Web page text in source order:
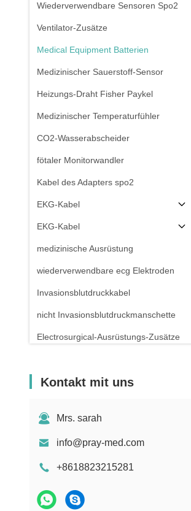
Wiederverwendbare Sensoren Spo2
Ventilator-Zusätze
Medical Equipment Batterien
Medizinischer Sauerstoff-Sensor
Heizungs-Draht Fisher Paykel
Medizinischer Temperaturfühler
CO2-Wasserabscheider
fötaler Monitorwandler
Kabel des Adapters spo2
EKG-Kabel
EKG-Kabel
medizinische Ausrüstung
wiederverwendbare ecg Elektroden
Invasionsblutdruckkabel
nicht Invasionsblutdruckmanschette
Electrosurgical-Ausrüstungs-Zusätze
Kontakt mit uns
Mrs. sarah
info@pray-med.com
+8618823215281